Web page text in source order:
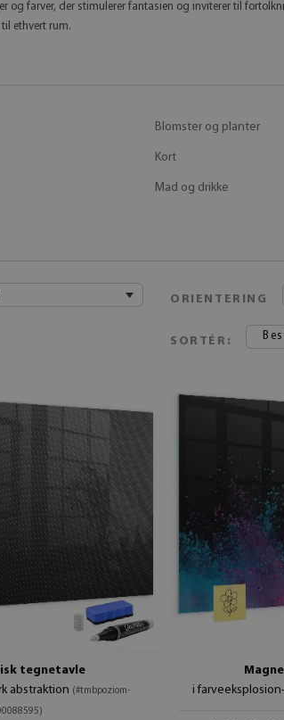
og farver, der stimulerer fantasien og inviterer til
ethvert rum.
Blomster og planter
Kort
Mad og drikke
ORIENTERING
SORTÉR:
tegnetavle
abstraktion (#tmbpoziom-
i